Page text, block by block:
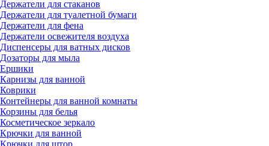
Держатели для стаканов
Держатели для туалетной бумаги
Держатели для фена
Держатели освежителя воздуха
Диспенсеры для ватных дисков
Дозаторы для мыла
Ершики
Карнизы для ванной
Коврики
Контейнеры для ванной комнаты
Корзины для белья
Косметическое зеркало
Крючки для ванной
Крючки для штор